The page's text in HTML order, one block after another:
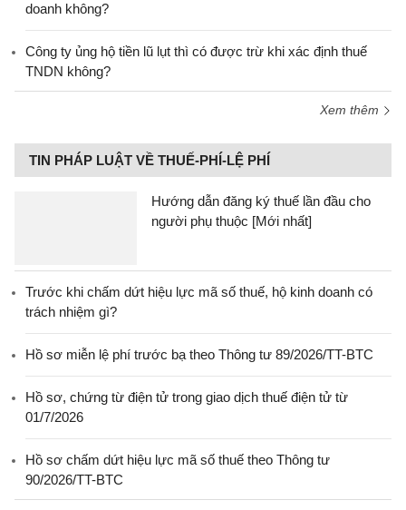
doanh không?
Công ty ủng hộ tiền lũ lụt thì có được trừ khi xác định thuế
TNDN không?
Xem thêm
TIN PHÁP LUẬT VỀ THUẾ-PHÍ-LỆ PHÍ
Hướng dẫn đăng ký thuế lần đầu cho
người phụ thuộc [Mới nhất]
Trước khi chấm dứt hiệu lực mã số thuế, hộ kinh doanh có
trách nhiệm gì?
Hồ sơ miễn lệ phí trước bạ theo Thông tư 89/2026/TT-BTC
Hồ sơ, chứng từ điện tử trong giao dịch thuế điện tử từ
01/7/2026
Hồ sơ chấm dứt hiệu lực mã số thuế theo Thông tư
90/2026/TT-BTC